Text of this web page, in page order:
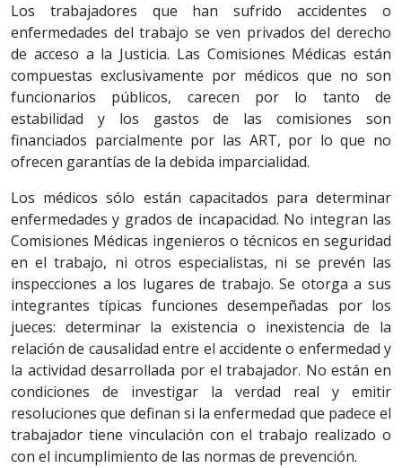
Los trabajadores que han sufrido accidentes o
enfermedades del trabajo se ven privados del derecho
de acceso a la Justicia. Las Comisiones Médicas están
compuestas exclusivamente por médicos que no son
funcionarios públicos, carecen por lo tanto de
estabilidad y los gastos de las comisiones son
financiados parcialmente por las ART, por lo que no
ofrecen garantías de la debida imparcialidad.
Los médicos sólo están capacitados para determinar
enfermedades y grados de incapacidad. No integran las
Comisiones Médicas ingenieros o técnicos en seguridad
en el trabajo, ni otros especialistas, ni se prevén las
inspecciones a los lugares de trabajo. Se otorga a sus
integrantes típicas funciones desempeñadas por los
jueces: determinar la existencia o inexistencia de la
relación de causalidad entre el accidente o enfermedad y
la actividad desarrollada por el trabajador. No están en
condiciones de investigar la verdad real y emitir
resoluciones que definan si la enfermedad que padece el
trabajador tiene vinculación con el trabajo realizado o
con el incumplimiento de las normas de prevención.